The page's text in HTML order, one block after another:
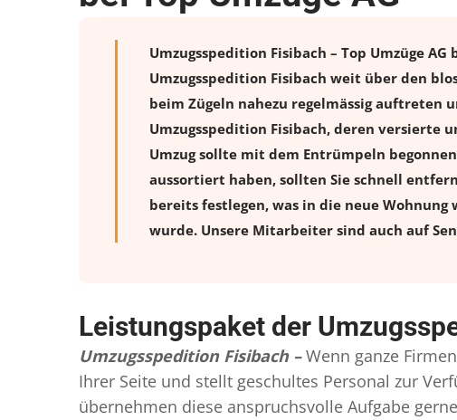
Umzugsspedition Fisibach – Top Umzüge
Umzugsspedition Fisibach weit über den
beim Zügeln nahezu regelmässig auftreten
Umzugsspedition Fisibach, deren versierte
Umzug sollte mit dem Entrümpeln
aussortiert haben, sollten Sie schnell
bereits festlegen, was in die neue
wurde. Unsere Mitarbeiter sind auch auf
Leistungspaket der
Umzugsspedition Fisibach – Wenn ganze
Ihrer Seite und stellt geschultes Personal zur
übernehmen diese anspruchsvolle Aufgabe